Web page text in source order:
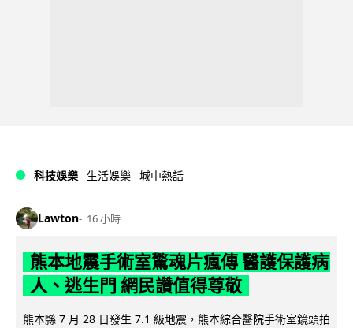
科技娛樂 生活娛樂 城中熱話
Lawton 16 小時
熊本地震手術室驚魂片瘋傳 醫護保護病
人、逃生門 網民讚值得尊敬
熊本縣 7 月 28 日發生 7.1 級地震，熊本綜合醫院手術室鏡頭拍